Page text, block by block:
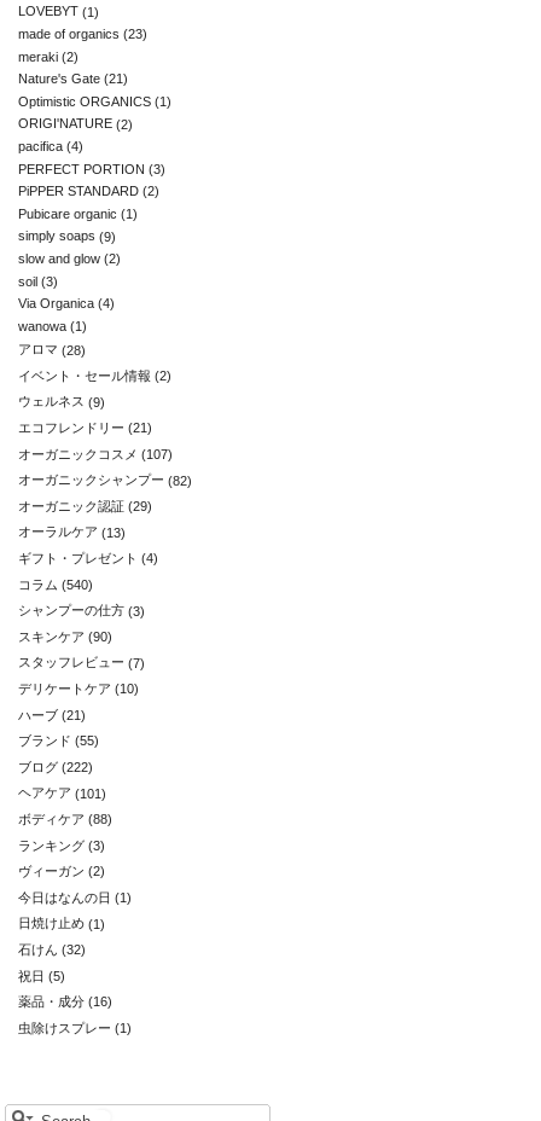
LOVEBYT (1)
made of organics (23)
meraki (2)
Nature's Gate (21)
Optimistic ORGANICS (1)
ORIGI'NATURE (2)
pacifica (4)
PERFECT PORTION (3)
PiPPER STANDARD (2)
Pubicare organic (1)
simply soaps (9)
slow and glow (2)
soil (3)
Via Organica (4)
wanowa (1)
アロマ (28)
イベント・セール情報 (2)
ウェルネス (9)
エコフレンドリー (21)
オーガニックコスメ (107)
オーガニックシャンプー (82)
オーガニック認証 (29)
オーラルケア (13)
ギフト・プレゼント (4)
コラム (540)
シャンプーの仕方 (3)
スキンケア (90)
スタッフレビュー (7)
デリケートケア (10)
ハーブ (21)
ブランド (55)
ブログ (222)
ヘアケア (101)
ボディケア (88)
ランキング (3)
ヴィーガン (2)
今日はなんの日 (1)
日焼け止め (1)
石けん (32)
祝日 (5)
薬品・成分 (16)
虫除けスプレー (1)